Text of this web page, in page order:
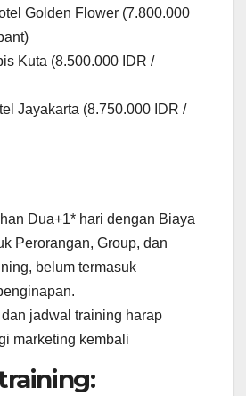
Golden Flower (7.800.000
Kuta (8.500.000 IDR /
Jayakarta (8.750.000 IDR /
Dua+1* hari dengan Biaya
Perorangan, Group, dan
belum termasuk
jadwal training harap
marketing kembali